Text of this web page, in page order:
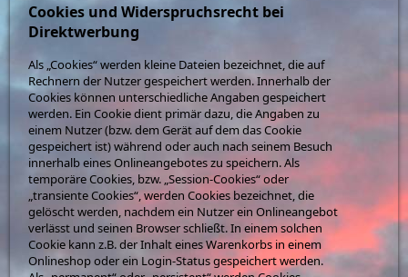
Cookies und Widerspruchsrecht bei
Direktwerbung
Als „Cookies“ werden kleine Dateien bezeichnet, die auf
Rechnern der Nutzer gespeichert werden. Innerhalb der
Cookies können unterschiedliche Angaben gespeichert
werden. Ein Cookie dient primär dazu, die Angaben zu
einem Nutzer (bzw. dem Gerät auf dem das Cookie
gespeichert ist) während oder auch nach seinem Besuch
innerhalb eines Onlineangebotes zu speichern. Als
temporäre Cookies, bzw. „Session-Cookies“ oder
„transiente Cookies“, werden Cookies bezeichnet, die
gelöscht werden, nachdem ein Nutzer ein Onlineangebot
verlässt und seinen Browser schließt. In einem solchen
Cookie kann z.B. der Inhalt eines Warenkorbs in einem
Onlineshop oder ein Login-Status gespeichert werden.